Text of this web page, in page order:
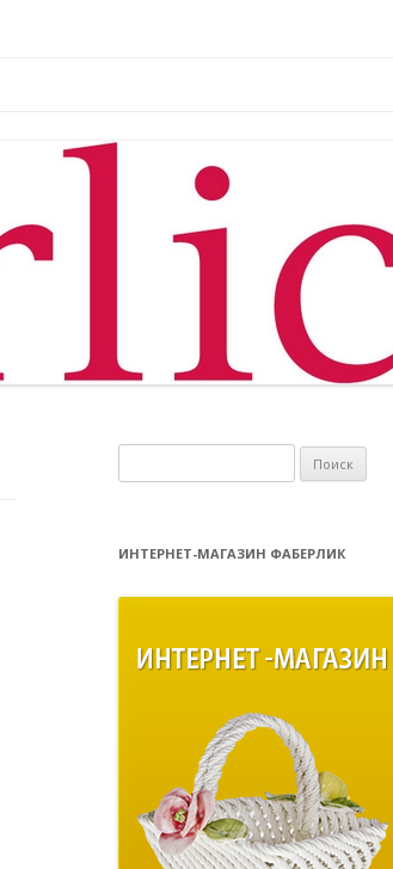
ИНТЕРНЕТ-МАГАЗИН ФАБЕРЛИК